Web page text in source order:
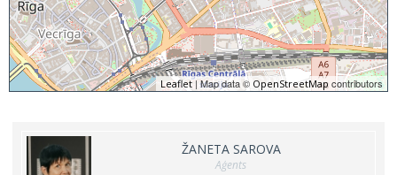
Leaflet| Map data © OpenStreetMap contributors
ŽANETA SAROVA
Aģents